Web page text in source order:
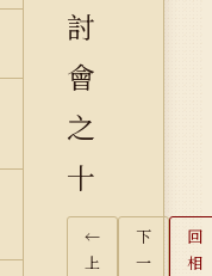
討
會
之
十
←
上
下
一
回
相